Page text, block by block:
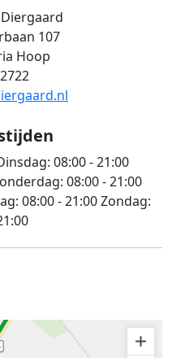
107
Hoop
08:00 - 21:00
08:00 - 21:00
08:00 - 21:00Zondag: